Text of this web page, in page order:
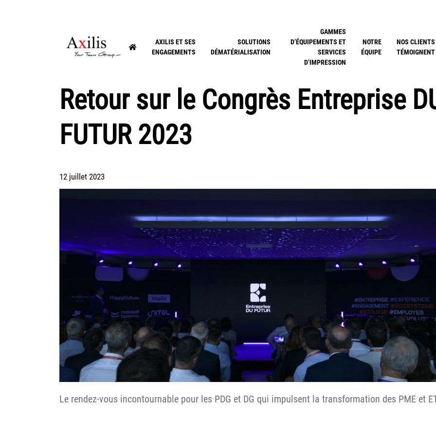
AXILIS ET SES
ENGAGEMENTS
SOLUTIONS
DÉMATÉRIALISATION
GAMMES
D’ÉQUIPEMENTS ET
SERVICES
D’IMPRESSION
NOTRE
ÉQUIPE
NOS CLIENTS
TÉMOIGNENT
Retour sur le Congrès Entreprise
FUTUR 2023
12 juillet 2023
Le rendez-vous incontournable pour les PDG et DG qui impulsent la transformation des PME et